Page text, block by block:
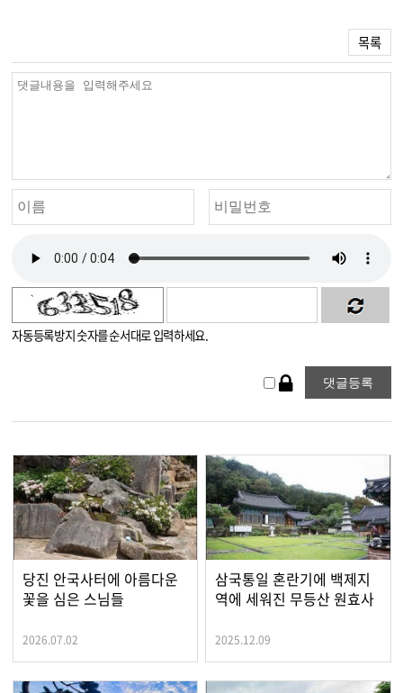
목록
자동등록방지 숫자를 순서대로 입력하세요.
당진 안국사터에 아름다운
꽃을 심은 스님들
2026.07.02
삼국통일 혼란기에 백제지
역에 세워진 무등산 원효사
2025.12.09